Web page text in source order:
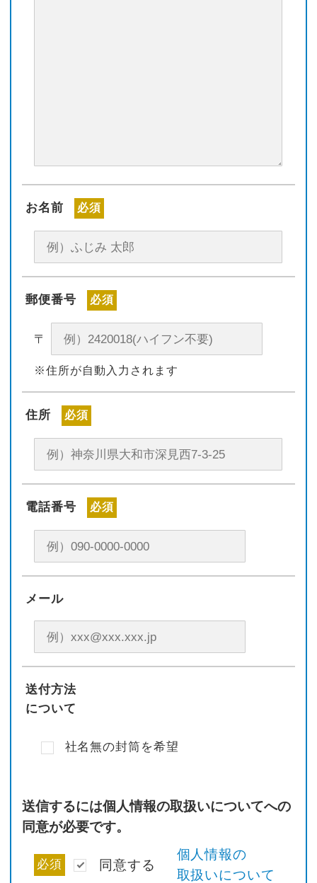
お名前 必須
郵便番号 必須
〒
※住所が自動入力されます
住所 必須
電話番号 必須
メール
送付方法
について
社名無の封筒を希望
送信するには個人情報の取扱いについてへの
同意が必要です。
必須 同意する
個人情報の
取扱いについて